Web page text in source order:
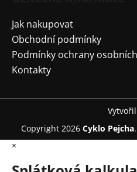
Jak nakupovat
Obchodní podmínky
Podmínky ochrany
Kontakty
Copyright 2026 Cyklo Pejcha
×